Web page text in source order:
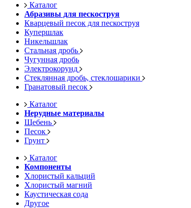
Каталог
Абразивы для пескоструя
Кварцевый песок для пескоструя
Купершлак
Никельшлак
Стальная дробь
Чугунная дробь
Электрокорунд
Стеклянная дробь, стеклошарики
Гранатовый песок
Каталог
Нерудные материалы
Щебень
Песок
Грунт
Каталог
Компоненты
Хлористый кальций
Хлористый магний
Каустическая сода
Другое